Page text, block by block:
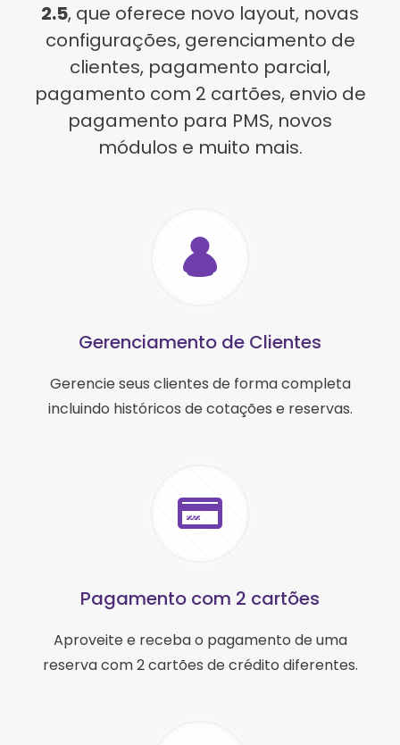
2.5, que oferece novo layout, novas
configurações, gerenciamento de
clientes, pagamento parcial,
pagamento com 2 cartões, envio de
pagamento para PMS, novos
módulos e muito mais.
Gerenciamento de Clientes
Gerencie seus clientes de forma completa
incluindo históricos de cotações e reservas.
Pagamento com 2 cartões
Aproveite e receba o pagamento de uma
reserva com 2 cartões de crédito diferentes.